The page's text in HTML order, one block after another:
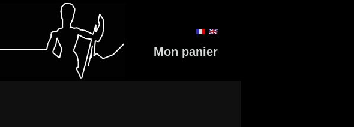
Mon panier